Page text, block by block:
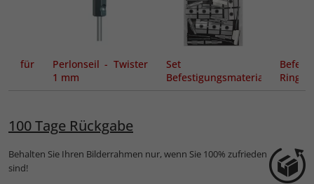
für
Perlonseil - Twister
1 mm
Set
Befestigungsmaterial
Ring
100 Tage Rückgabe
Behalten Sie Ihren Bilderrahmen nur, wenn Sie 100% zufrieden
sind!